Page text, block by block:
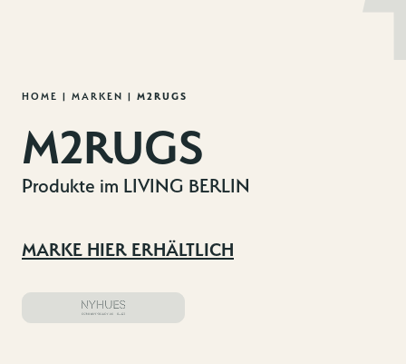
Zum
springen
HOME | MARKEN | M2RUGS
M2RUGS
Produkte im LIVING BERLIN
MARKE HIER ERHÄLTLICH